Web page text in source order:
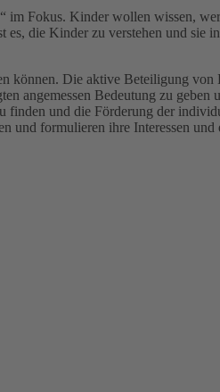
Fokus. Kinder wollen wissen,
die Kinder zu verstehen und sie
können. Die aktive Beteiligung
angemessen Bedeutung zu geben
und die Förderung der
und formulieren ihre Interessen